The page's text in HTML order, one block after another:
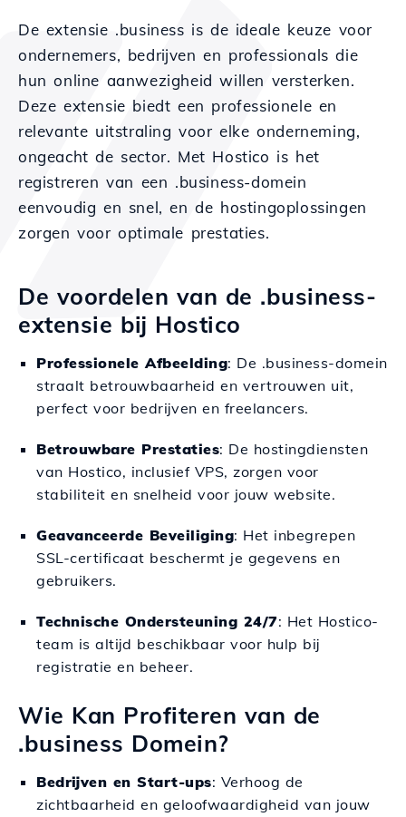
De extensie .business is de ideale keuze voor
ondernemers, bedrijven en professionals die
hun online aanwezigheid willen versterken.
Deze extensie biedt een professionele en
relevante uitstraling voor elke onderneming,
ongeacht de sector. Met Hostico is het
registreren van een .business-domein
eenvoudig en snel, en de hostingoplossingen
zorgen voor optimale prestaties.
De voordelen van de .business-
extensie bij Hostico
Professionele Afbeelding: De .business-domein
straalt betrouwbaarheid en vertrouwen uit,
perfect voor bedrijven en freelancers.
Betrouwbare Prestaties: De hostingdiensten
van Hostico, inclusief VPS, zorgen voor
stabiliteit en snelheid voor jouw website.
Geavanceerde Beveiliging: Het inbegrepen
SSL-certificaat beschermt je gegevens en
gebruikers.
Technische Ondersteuning 24/7: Het Hostico-
team is altijd beschikbaar voor hulp bij
registratie en beheer.
Wie Kan Profiteren van de
.business Domein?
Bedrijven en Start-ups: Verhoog de
zichtbaarheid en geloofwaardigheid van jouw